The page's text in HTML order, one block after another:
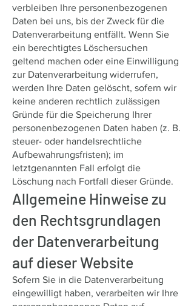
verbleiben Ihre personenbezogenen
Daten bei uns, bis der Zweck für die
Datenverarbeitung entfällt. Wenn Sie
ein berechtigtes Löschersuchen
geltend machen oder eine Einwilligung
zur Datenverarbeitung widerrufen,
werden Ihre Daten gelöscht, sofern wir
keine anderen rechtlich zulässigen
Gründe für die Speicherung Ihrer
personenbezogenen Daten haben (z. B.
steuer- oder handelsrechtliche
Aufbewahrungsfristen); im
letztgenannten Fall erfolgt die
Löschung nach Fortfall dieser Gründe.
Allgemeine Hinweise zu
den Rechtsgrundlagen
der Datenverarbeitung
auf dieser Website
Sofern Sie in die Datenverarbeitung
eingewilligt haben, verarbeiten wir Ihre